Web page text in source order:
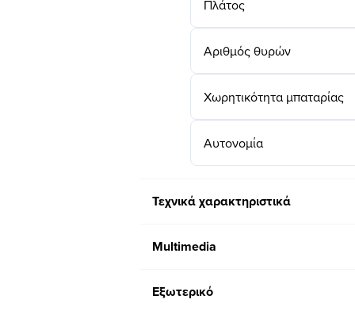
Πλάτος
Αριθμός θυρών
Χωρητικότητα μπαταρίας
Αυτονομία
Τεχνικά χαρακτηριστικά
Multimedia
Εξωτερικό